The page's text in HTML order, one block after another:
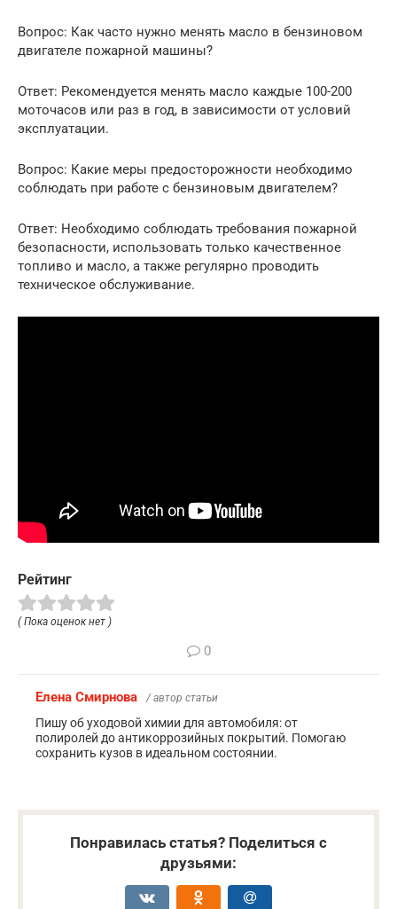
Вопрос: Как часто нужно менять масло в бензиновом
двигателе пожарной машины?
Ответ: Рекомендуется менять масло каждые 100-200
моточасов или раз в год, в зависимости от условий
эксплуатации.
Вопрос: Какие меры предосторожности необходимо
соблюдать при работе с бензиновым двигателем?
Ответ: Необходимо соблюдать требования пожарной
безопасности, использовать только качественное
топливо и масло, а также регулярно проводить
техническое обслуживание.
Рейтинг
( Пока оценок нет )
0
Елена Смирнова / автор статьи
Пишу об уходовой химии для автомобиля: от
полиролей до антикоррозийных покрытий. Помогаю
сохранить кузов в идеальном состоянии.
Понравилась статья? Поделиться с
друзьями: